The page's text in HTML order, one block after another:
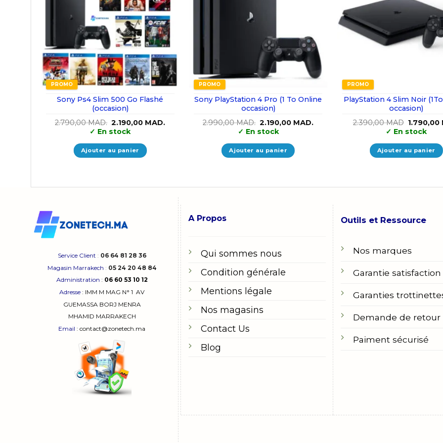
PROMO
Sony Ps4 Slim 500 Go Flashé
(occasion)
2.790,00MAD. Le
prix
initial
était :
2.790,00 MAD..
2.190,00 MAD.Le
✓ En stock
Ajouter au panier
PROMO
Sony PlayStation 4 Pro (1 To Online
occasion)
2.990,00MAD. Le
prix
initial
était :
2.990,00 MAD..
2.190,00 MAD.Le
✓ En stock
Ajouter au panier
PROMO
PlayStation 4 Slim Noir (1To Online
occasion)
2.390,00MAD Le
prix
initial
était :
2.390,00
1.790,00
✓ En stock
Ajouter au panier
Service Client : 06 64 81 28 36
Magasin Marrakech : 05 24 20 48 84
Administration : 06 60 53 10 12
Adresse : IMM M MAG N° 1AV
GUEMASSA BORJ MENRA
MHAMID MARRAKECH
Email : contact@zonetech.ma
A Propos
Qui sommes nous
Condition générale
Mentions légale
Nos magasins
Contact Us
Blog
Outils et Ressource
Nos marques
Garantie satisfaction
Garanties
Demande de retour
Paiment sécurisé